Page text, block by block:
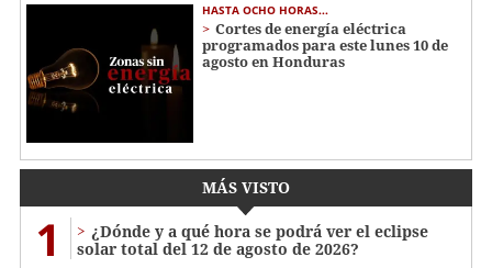
HASTA OCHO HORAS...
Cortes de energía eléctrica
programados para este lunes 10 de
agosto en Honduras
MÁS VISTO
1
¿Dónde y a qué hora se podrá ver el eclipse
solar total del 12 de agosto de 2026?